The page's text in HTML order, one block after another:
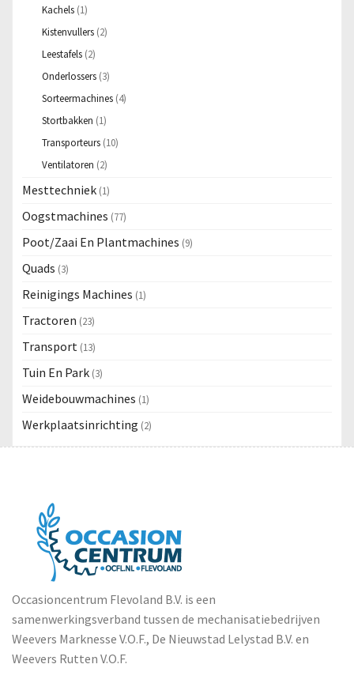
Kachels (1)
Kistenvullers (2)
Leestafels (2)
Onderlossers (3)
Sorteermachines (4)
Stortbakken (1)
Transporteurs (10)
Ventilatoren (2)
Mesttechniek (1)
Oogstmachines (77)
Poot/Zaai En Plantmachines (9)
Quads (3)
Reinigings Machines (1)
Tractoren (23)
Transport (13)
Tuin En Park (3)
Weidebouwmachines (1)
Werkplaatsinrichting (2)
Occasioncentrum Flevoland B.V. is een
samenwerkingsverband tussen de mechanisatiebedrijven
Weevers Marknesse V.O.F., De Nieuwstad Lelystad B.V. en
Weevers Rutten V.O.F.